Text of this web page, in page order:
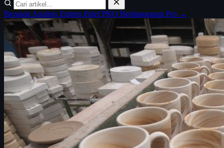
Beranda Analisis Emiten BriefPRO Berlangganan Pro →